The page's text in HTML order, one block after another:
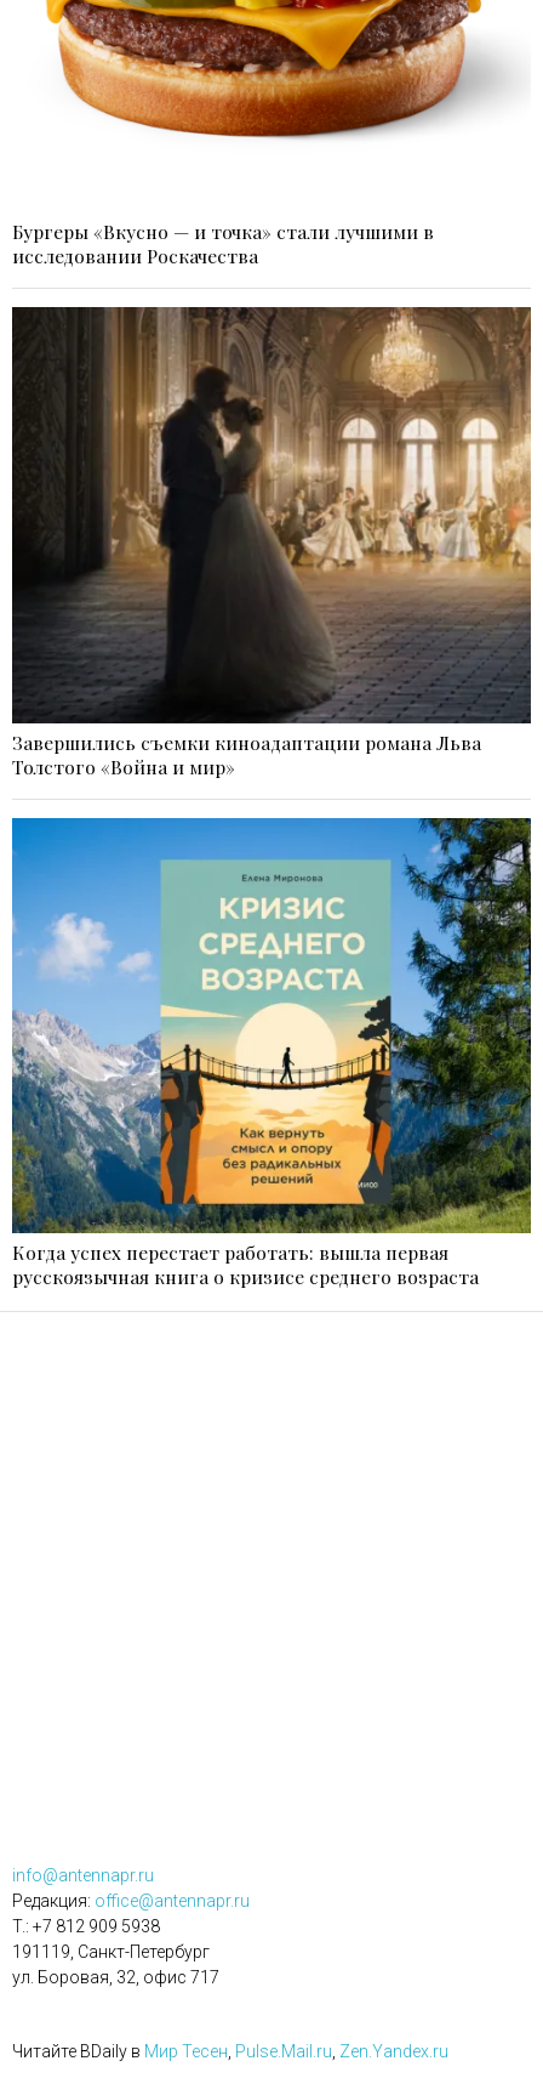
Бургеры «Вкусно — и точка» стали лучшими в
исследовании Роскачества
Завершились съемки киноадаптации романа Льва
Толстого «Война и мир»
Когда успех перестает работать: вышла первая
русскоязычная книга о кризисе среднего возраста
info@antennapr.ru
Редакция: office@antennapr.ru
T.: +7 812 909 5938
191119, Санкт-Петербург
ул. Боровая, 32, офис 717
Читайте BDaily в Мир Тесен Pulse.Mail.ru Zen.Yandex.ru